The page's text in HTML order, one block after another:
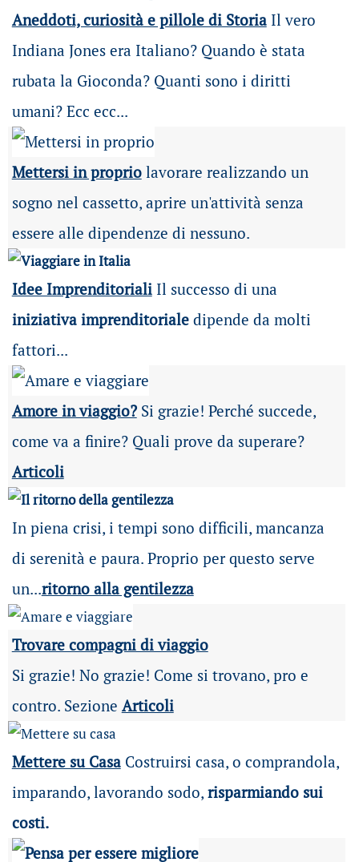
Aneddoti, curiosità e pillole di Storia Il vero
Indiana Jones era Italiano? Quando è stata
rubata la Gioconda? Quanti sono i diritti
umani? Ecc ecc...
Mettersi in propriolavorare realizzando un
sogno nel cassetto, aprire un'attività senza
essere alle dipendenze di nessuno.
Idee ImprenditorialiIl successo di una
iniziativa imprenditorialedipende da molti
fattori...
Amore in viaggio?Si grazie! Perché succede,
come va a finire? Quali prove da superare?
Articoli
In piena crisi, i tempi sono difficili, mancanza
di serenità e paura. Proprio per questo serve
un...ritorno alla gentilezza
Trovare compagni di viaggio
Si grazie! No grazie! Come si trovano, pro e
contro. Sezione Articoli
Mettere su Casa Costruirsi casa, o comprandola,
imparando, lavorando sodo, risparmiando sui
costi.